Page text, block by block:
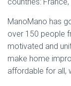
ManoMano has
over 150 people
motivated and
make home
affordable for all,